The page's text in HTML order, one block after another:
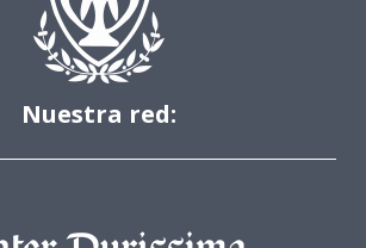
Nuestra red: